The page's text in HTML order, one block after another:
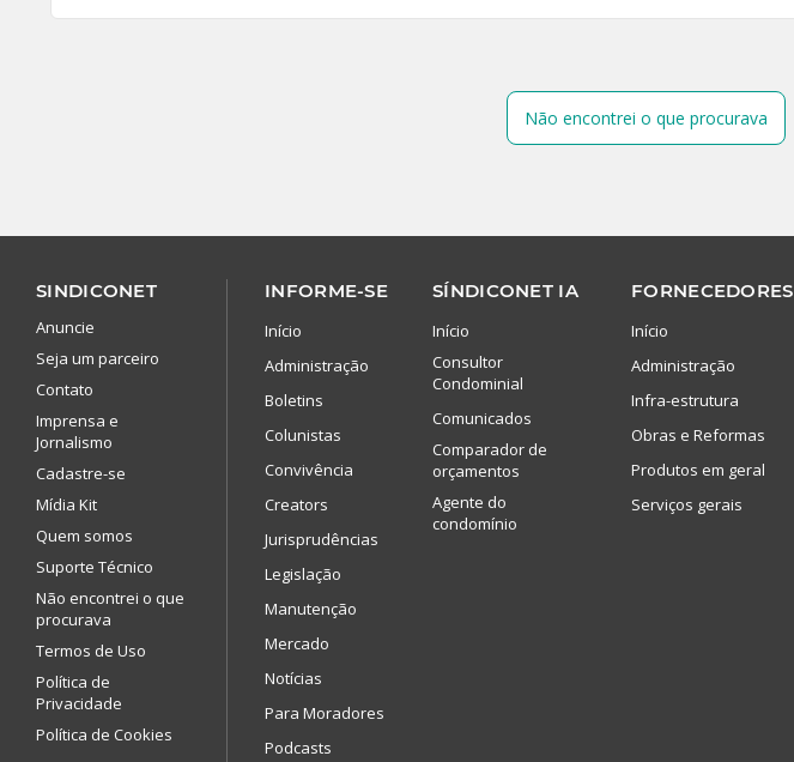
Não encontrei o que procurava
SINDICONET
Anuncie
Seja um parceiro
Contato
Imprensa e
Jornalismo
Cadastre-se
Mídia Kit
Quem somos
Suporte Técnico
Não encontrei o que
procurava
Termos de Uso
Política de
Privacidade
Política de Cookies
INFORME-SE
Início
Administração
Boletins
Colunistas
Convivência
Creators
Jurisprudências
Legislação
Manutenção
Mercado
Notícias
Para Moradores
Podcasts
SÍNDICONET IA
Início
Consultor
Condominial
Comunicados
Comparador de
orçamentos
Agente do
condomínio
FORNECEDORES
Início
Administração
Infra-estrutura
Obras e Reformas
Produtos em geral
Serviços gerais